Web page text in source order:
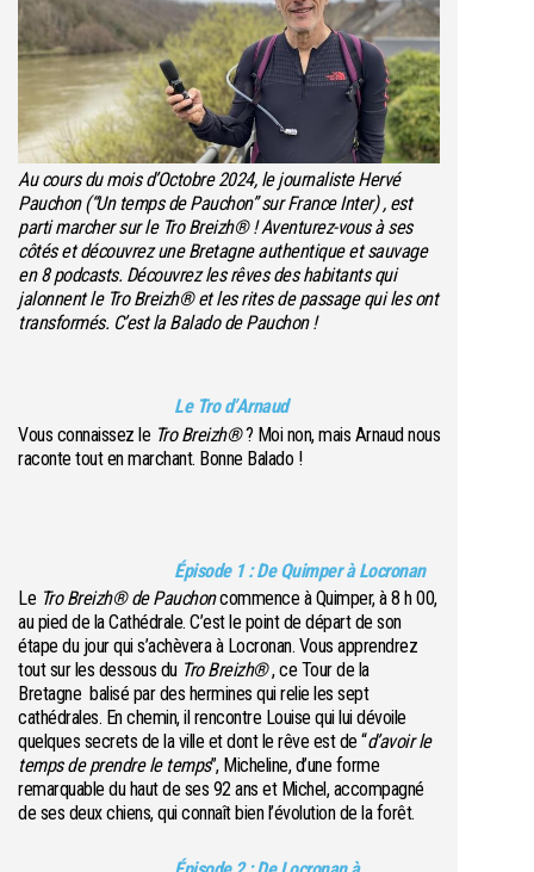
Au cours du mois d’Octobre 2024, le journaliste Hervé
Pauchon (“Un temps de Pauchon” sur France Inter) , est
parti marcher sur le Tro Breizh® ! Aventurez-vous à ses
côtés et découvrez une Bretagne authentique et sauvage
en 8 podcasts. Découvrez les rêves des habitants qui
jalonnent le Tro Breizh® et les rites de passage qui les ont
transformés. C’est la Balado de Pauchon !
Le Tro d’Arnaud
Vous connaissez le Tro Breizh®? Moi non, mais Arnaud nous
raconte tout en marchant. Bonne Balado !
Épisode 1 : De Quimper à Locronan
Le Tro Breizh® de Pauchoncommence à Quimper, à 8 h 00,
au pied de la Cathédrale. C’est le point de départ de son
étape du jour qui s’achèvera à Locronan. Vous apprendrez
tout sur les dessous du Tro Breizh®, ce Tour de la
Bretagne balisé par des hermines qui relie les sept
cathédrales. En chemin, il rencontre Louise qui lui dévoile
quelques secrets de la ville et dont le rêve est de “d’avoir le
temps de prendre le temps”, Micheline, d’une forme
remarquable du haut de ses 92 ans et Michel, accompagné
de ses deux chiens, qui connaît bien l’évolution de la forêt.